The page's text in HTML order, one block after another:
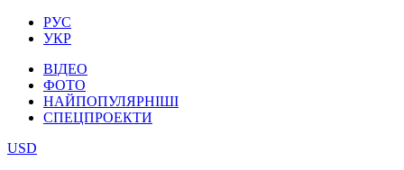
РУС
УКР
ВІДЕО
ФОТО
НАЙПОПУЛЯРНІШІ
СПЕЦПРОЕКТИ
USD